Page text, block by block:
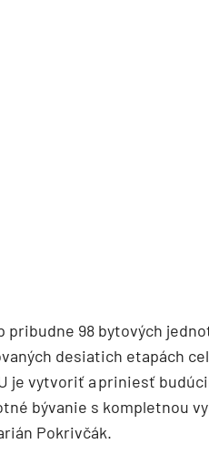
pribudne 98 bytových
desiatich etapách
je vytvoriť a priniesť
bývanie s kompletnou
Pokrivčák.